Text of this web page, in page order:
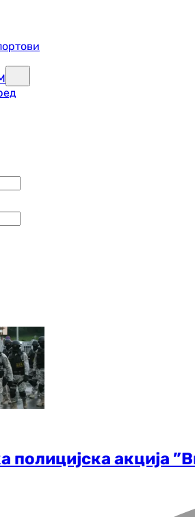
полицијска акција